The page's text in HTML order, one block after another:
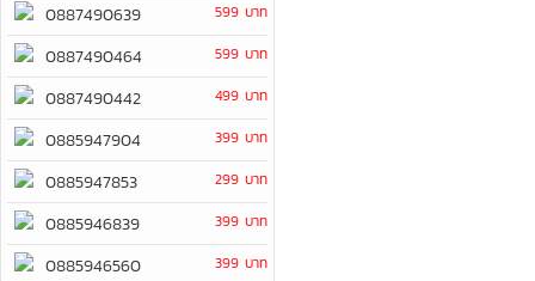
0887490639 599 บาท
0887490464 599 บาท
0887490442 499 บาท
0885947904 399 บาท
0885947853 299 บาท
0885946839 399 บาท
0885946560 399 บาท